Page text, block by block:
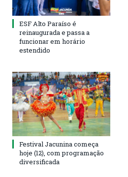
ESF Alto Paraíso é
reinaugurada e passa a
funcionar em horário
estendido
Festival Jacunina começa
hoje (12), com programação
diversificada